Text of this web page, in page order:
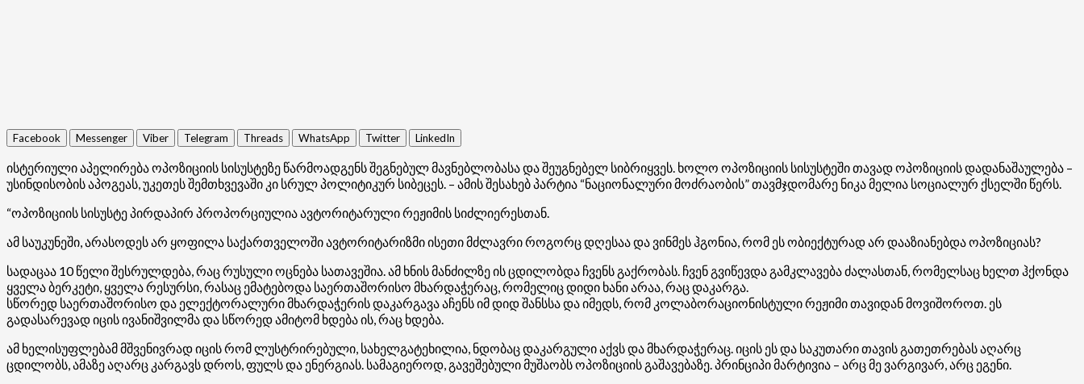
Facebook Messenger Viber Telegram Threads WhatsApp Twitter LinkedIn
ისტერიული აპელირება ოპოზიციის სისუსტეზე წარმოადგენს შეგნებულ მავნებლობასა და შეუგნებელ სიბრიყვეს. ხოლო ოპოზიციის სისუსტეში თავად ოპოზიციის დადანაშაულება –
უსინდისობის აპოგეას, უკეთეს შემთხვევაში კი სრულ პოლიტიკურ სიბეცეს. – ამის შესახებ პარტია “ნაციონალური მოძრაობის” თავმჯდომარე ნიკა მელია სოციალურ ქსელში წერს.
“ოპოზიციის სისუსტე პირდაპირ პროპორციულია ავტორიტარული რეჟიმის სიძლიერესთან.
ამ საუკუნეში, არასოდეს არ ყოფილა საქართველოში ავტორიტარიზმი ისეთი მძლავრი როგორც დღესაა და ვინმეს ჰგონია, რომ ეს ობიექტურად არ დააზიანებდა ოპოზიციას?
სადაცაა 10 წელი შესრულდება, რაც რუსული ოცნება სათავეშია. ამ ხნის მანძილზე ის ცდილობდა ჩვენს გაქრობას. ჩვენ გვიწევდა გამკლავება ძალასთან, რომელსაც ხელთ ჰქონდა
ყველა ბერკეტი, ყველა რესურსი, რასაც ემატებოდა საერთაშორისო მხარდაჭერაც, რომელიც დიდი ხანი არაა, რაც დაკარგა.
სწორედ საერთაშორისო და ელექტორალური მხარდაჭერის დაკარგავა აჩენს იმ დიდ შანსსა და იმედს, რომ კოლაბორაციონისტული რეჟიმი თავიდან მოვიშოროთ. ეს
გადასარევად იცის ივანიშვილმა და სწორედ ამიტომ ხდება ის, რაც ხდება.
ამ ხელისუფლებამ მშვენივრად იცის რომ ლუსტრირებული, სახელგატეხილია, ნდობაც დაკარგული აქვს და მხარდაჭერაც. იცის ეს და საკუთარი თავის გათეთრებას აღარც
ცდილობს, ამაზე აღარც კარგავს დროს, ფულს და ენერგიას. სამაგიეროდ, გავეშებული მუშაობს ოპოზიციის გაშავებაზე. პრინციპი მარტივია – არც მე ვარგივარ, არც ეგენი.